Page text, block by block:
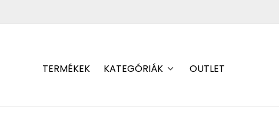
TERMÉKEK KATEGÓRIÁK OUTLET